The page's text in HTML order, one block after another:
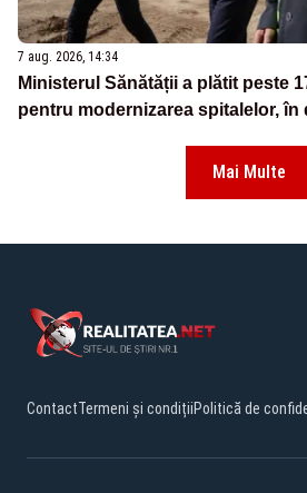
7 aug. 2026, 14:34
Ministerul Sănătății a plătit peste
pentru modernizarea spitalelor, în
Mai Multe
ContactTermeni și condițiiPolitică de